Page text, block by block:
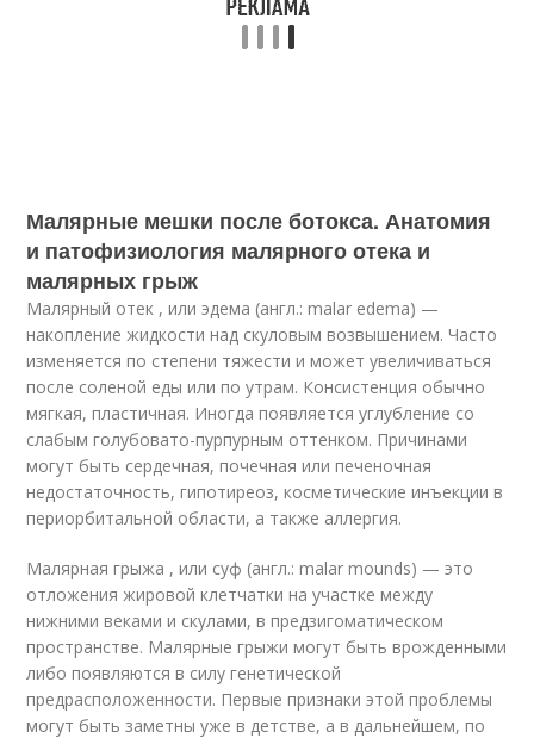
Малярные мешки после ботокса. Анатомия
и патофизиология малярного отека и
малярных грыж
Малярный отек , или эдема (англ.: malar edema) —
накопление жидкости над скуловым возвышением. Часто
изменяется по степени тяжести и может увеличиваться
после соленой еды или по утрам. Консистенция обычно
мягкая, пластичная. Иногда появляется углубление со
слабым голубовато-пурпурным оттенком. Причинами
могут быть сердечная, почечная или печеночная
недостаточность, гипотиреоз, косметические инъекции в
периорбитальной области, а также аллергия.
Малярная грыжа , или суф (англ.: malar mounds) — это
отложения жировой клетчатки на участке между
нижними веками и скулами, в предзигоматическом
пространстве. Малярные грыжи могут быть врожденными
либо появляются в силу генетической
предрасположенности. Первые признаки этой проблемы
могут быть заметны уже в детстве, а в дальнейшем, по